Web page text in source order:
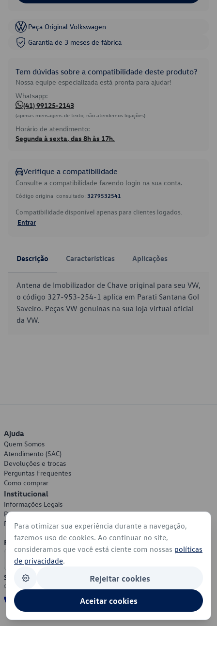
Peça Original Volkswagen
Garantia de 3 meses de fábrica
Tem dúvidas sobre a compatibilidade deste produto?
Nossa equipe especializada está pronta para ajudar!
Whatsapp:
(41) 99125-2143
(apenas mensagens de texto, não atendemos ligações)
Horário de atendimento:
Segunda à sexta, das 8h às 17h.
Verifique a compatibilidade
Consulte a compatibilidade fazendo login na sua conta.
Código original consultado: 3279532541
Compatibilidade disponível apenas para clientes logados.
Entrar
Descrição Características Aplicações
Antena de Imobilizador de Chave original para seu VW,
o código 327-953-254-1 aplica em Parati Santana Gol
Saveiro. Peças VW genuínas na sua loja virtual oficial
da VW.
Ajuda
Quem Somos
Atendimento (SAC)
Devoluções e trocas
Perguntas Frequentes
Como comprar
Institucional
Informações Legais
Política de Privacidade
Política de Cookies
Formas de Pagamento
Segurança
Para otimizar sua experiência durante a navegação,
fazemos uso de cookies. Ao continuar no site,
consideramos que você está ciente com nossas políticas
de privacidade.
Rejeitar cookies
Aceitar cookies